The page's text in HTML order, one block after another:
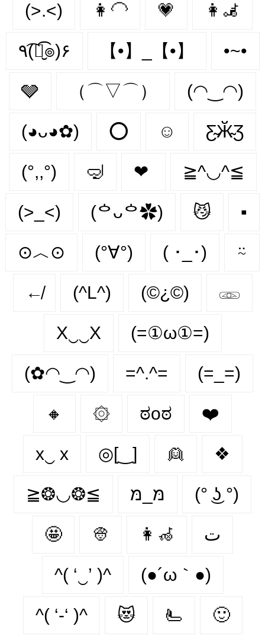
(>.<) 👩‍🦲 💗 👩‍🦼‍
٩(͡๏̮͡๏)۶ 【•】_【•】 •~•
🩶 （⌒▽⌒） (◠‿◠)
(◕ᴗ◕✿) ⭕ ☺️ Ƹ̴Ӂ̴Ʒ
(°,,°) 🤿 ❤ ≧^◡^≦
(>_<) (ᅌᴗᅌ✿) 😼 ▪
⊙︿⊙ (°∀°) ( ･_･) ⍨
↚ (^L^) (©¿©) 𓁽
X‿‿X (=①ω①=)
(✿◠‿◠) =^.^= (=_=)
🔸 ۞ ಠoಠ ❤️
x‿ х ◎[‿] 👱 ❖
≧❂◡❂≦ מּ_מּ (° ͜ʖ °)
🤩 👳 👩‍🦽‍ ت
^( ‘‿’ )^ (●´ω｀●)
^( ‘-‘ )^ 😻 🫷 🙂‍